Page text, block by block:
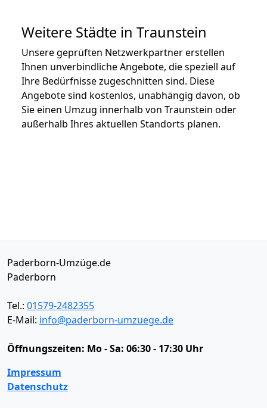
Weitere Städte in Traunstein
Unsere geprüften Netzwerkpartner erstellen
Ihnen unverbindliche Angebote, die speziell auf
Ihre Bedürfnisse zugeschnitten sind. Diese
Angebote sind kostenlos, unabhängig davon, ob
Sie einen Umzug innerhalb von Traunstein oder
außerhalb Ihres aktuellen Standorts planen.
Paderborn-Umzüge.de
Paderborn
Tel.: 01579-2482355
E-Mail: info@paderborn-umzuege.de
Öffnungszeiten: Mo - Sa: 06:30 - 17:30 Uhr
Impressum
Datenschutz